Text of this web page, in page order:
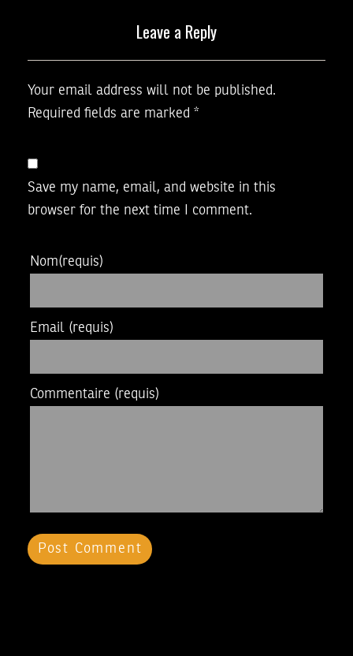
Leave a Reply
Your email address will not be published.
Required fields are marked *
Save my name, email, and website in this
browser for the next time I comment.
Nom(requis)
Email (requis)
Commentaire (requis)